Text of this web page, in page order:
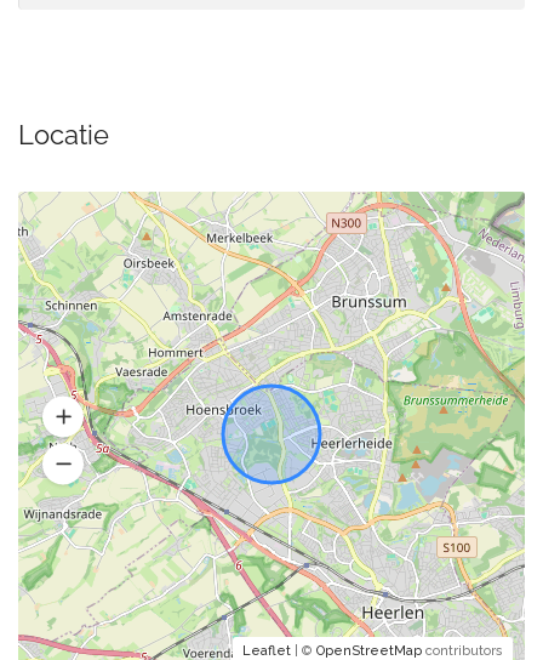
Locatie
Leaflet | © OpenStreetMap contributors